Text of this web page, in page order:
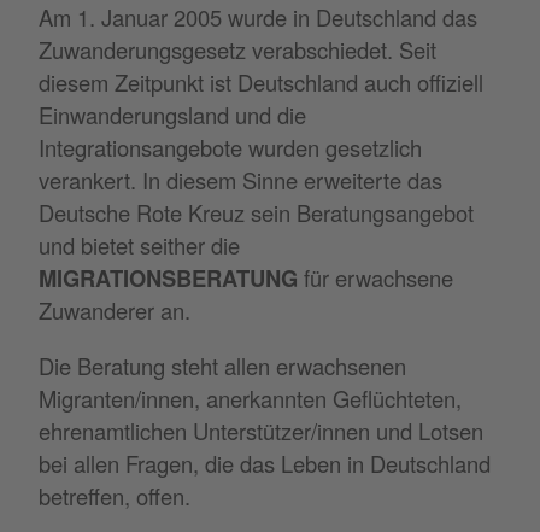
Am 1. Januar 2005 wurde in Deutschland das
Zuwanderungsgesetz verabschiedet. Seit
diesem Zeitpunkt ist Deutschland auch offiziell
Einwanderungsland und die
Integrationsangebote wurden gesetzlich
verankert. In diesem Sinne erweiterte das
Deutsche Rote Kreuz sein Beratungsangebot
und bietet seither die
MIGRATIONSBERATUNG für erwachsene
Zuwanderer an.
Die Beratung steht allen erwachsenen
Migranten/innen, anerkannten Geflüchteten,
ehrenamtlichen Unterstützer/innen und Lotsen
bei allen Fragen, die das Leben in Deutschland
betreffen, offen.